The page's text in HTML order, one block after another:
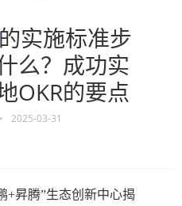
实施标准步
么？成功实
OKR的要点
• 2025-03-31
+昇腾”生态创新中心揭